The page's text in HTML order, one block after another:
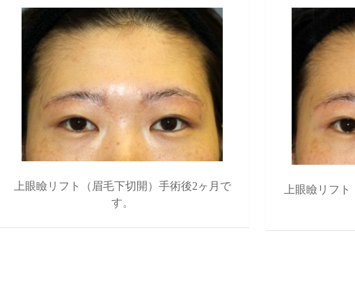
上眼瞼リフト（眉毛下切開）手術後2ヶ月で
す。
上眼瞼リフ